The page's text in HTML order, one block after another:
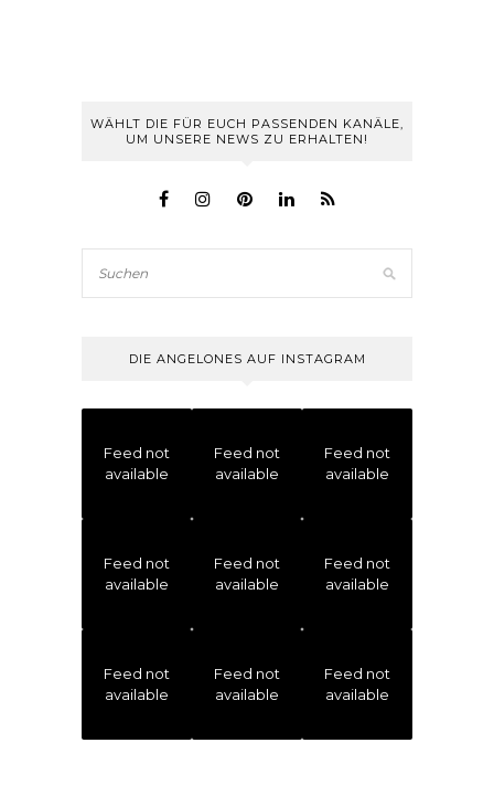
WÄHLT DIE FÜR EUCH PASSENDEN KANÄLE,
UM UNSERE NEWS ZU ERHALTEN!
DIE ANGELONES AUF INSTAGRAM
Feed not
available
Feed not
available
Feed not
available
Feed not
available
Feed not
available
Feed not
available
Feed not
available
Feed not
available
Feed not
available